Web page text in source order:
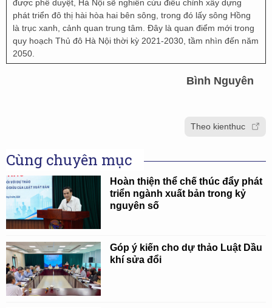
được phê duyệt, Hà Nội sẽ nghiên cứu điều chỉnh xây dựng
phát triển đô thị hài hòa hai bên sông, trong đó lấy sông Hồng
là trục xanh, cảnh quan trung tâm. Đây là quan điểm mới trong
quy hoạch Thủ đô Hà Nội thời kỳ 2021-2030, tầm nhìn đến năm
2050.
Bình Nguyên
Theo kienthuc
Cùng chuyên mục
Hoàn thiện thể chế thúc đẩy phát
triển ngành xuất bản trong kỷ
nguyên số
Góp ý kiến cho dự thảo Luật Dầu
khí sửa đổi